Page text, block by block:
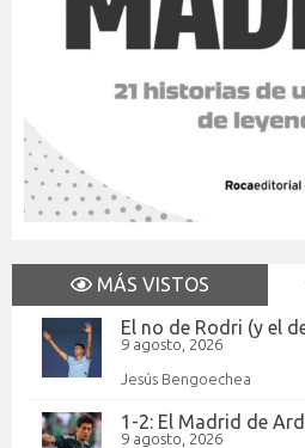
MÁS VISTOS
El no de Rodri (y el
9 agosto, 2026
Jesús Bengoechea
1-2: El Madrid de
9 agosto, 2026